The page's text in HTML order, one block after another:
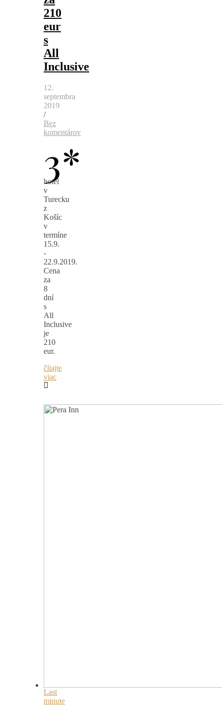
210
eur
s
All
Inclusive
12.
septembra
2019
/
Bez
komentárov
3*
hotel
v
Turecku
z
Košíc
v
termíne
15.9.
-
22.9.2019.
Cena
za
8
dní
s
All
Inclusive
je
210
eur.
čítajte
viac
Last
minute